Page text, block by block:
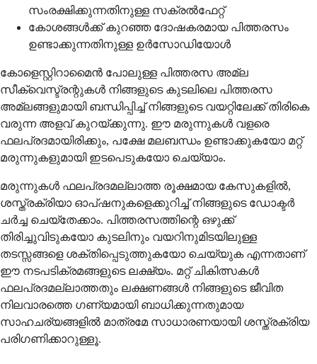
സംരക്ഷിക്കുന്നതിനുള്ള സക്രൽഫേറ്റ്
കോശങ്ങൾക്ക് കുറഞ്ഞ ദോഷകരമായ പിത്തരസം
ഉണ്ടാക്കുന്നതിനുള്ള ഉർസോഡിയോൾ
കോളെസ്റ്റിറാമൈൻ പോലുള്ള പിത്തരസ അമ്ല
സീക്വെസ്ട്രന്റുകൾ നിങ്ങളുടെ കുടലിലെ പിത്തരസ
അമ്ലങ്ങളുമായി ബന്ധിപ്പിച്ച് നിങ്ങളുടെ വയറ്റിലേക്ക് തിരികെ
വരുന്ന അളവ് കുറയ്ക്കുന്നു. ഈ മരുന്നുകൾ വളരെ
ഫലപ്രദമായിരിക്കും, പക്ഷേ മലബന്ധം ഉണ്ടാക്കുകയോ മറ്റ്
മരുന്നുകളുമായി ഇടപെടുകയോ ചെയ്യാം.
മരുന്നുകള്‍ ഫലപ്രദമല്ലാത്ത രൂക്ഷമായ കേസുകളില്‍,
ശസ്ത്രക്രിയാ ഓപ്ഷനുകളെക്കുറിച്ച് നിങ്ങളുടെ ഡോക്ടര്‍
ചര്‍ച്ച ചെയ്തേക്കാം. പിത്തരസത്തിന്റെ ഒഴുക്ക്
തിരിച്ചുവിടുകയോ കുടലിനും വയറിനുമിടയിലുള്ള
തടസ്സങ്ങളെ ശക്തിപ്പെടുത്തുകയോ ചെയ്യുക എന്നതാണ്
ഈ നടപടിക്രമങ്ങളുടെ ലക്ഷ്യം. മറ്റ് ചികിത്സകള്‍
ഫലപ്രദമല്ലാത്തതും ലക്ഷണങ്ങള്‍ നിങ്ങളുടെ ജീവിത
നിലവാരത്തെ ഗണ്യമായി ബാധിക്കുന്നതുമായ
സാഹചര്യങ്ങളില്‍ മാത്രമേ സാധാരണയായി ശസ്ത്രക്രിയ
പരിഗണിക്കാറുള്ളൂ.